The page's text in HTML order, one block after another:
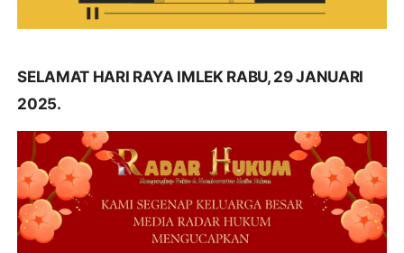
SELAMAT HARI RAYA IMLEK RABU, 29 JANUARI
2025.